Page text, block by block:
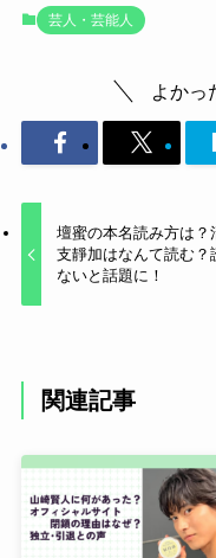
芸人・芸能人
よかっ
壇蜜の本名読み方は？
支靜加はなんて読む？
ないと話題に！
関連記事